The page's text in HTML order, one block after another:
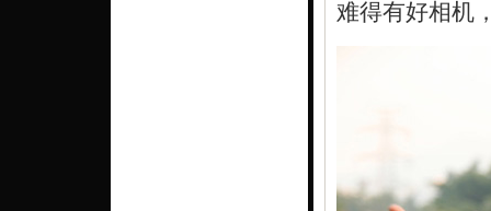
难得有好相机